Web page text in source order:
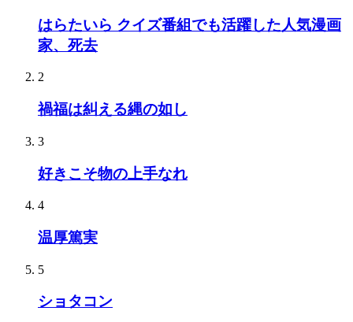
はらたいら クイズ番組でも活躍した人気漫画
家、死去
2
禍福は糾える縄の如し
3
好きこそ物の上手なれ
4
温厚篤実
5
ショタコン